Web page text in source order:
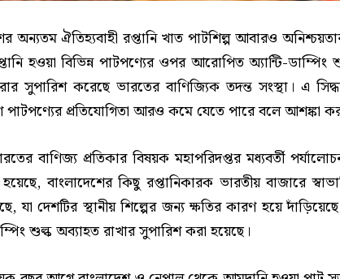
অন্যতম ঐতিহ্যবাহী রপ্তানি খাত পাটশিল্প আবারও
হওয়া বিভিন্ন পাটপণ্যের ওপর আরোপিত অ্যান্টি-
সুপারিশ করেছে ভারতের বাণিজ্যিক তদন্ত সংস্থা। এ
পাটপণ্যের প্রতিযোগিতা আরও কমে যেতে পারে বলে আশঙ্কা
বাণিজ্য প্রতিকার বিষয়ক মহাপরিদপ্তর মধ্যবর্তী
বাংলাদেশের কিছু রপ্তানিকারক ভারতীয় বাজারে
যা দেশটির স্থানীয় শিল্পের জন্য ক্ষতির কারণ হয়ে
শুল্ক অব্যাহত রাখার সুপারিশ করা হয়েছে।